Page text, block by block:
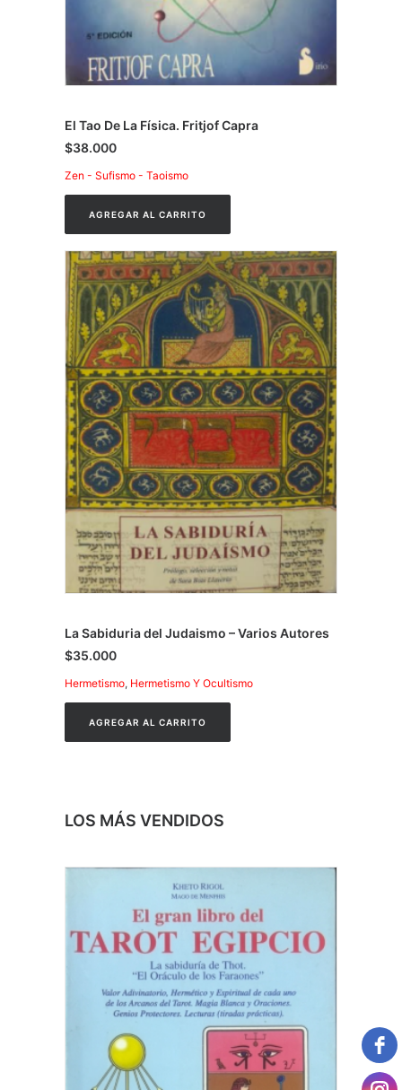
El Tao De La Física. Fritjof Capra
$38.000
Zen - Sufismo - Taoismo
AGREGAR AL CARRITO
La Sabiduria del Judaismo – Varios Autores
$35.000
Hermetismo, Hermetismo Y Ocultismo
AGREGAR AL CARRITO
LOS MÁS VENDIDOS